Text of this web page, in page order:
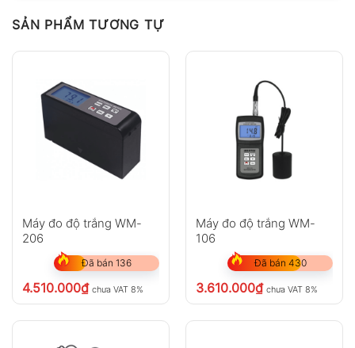
SẢN PHẨM TƯƠNG TỰ
Máy đo độ trắng WM-
206
Đã bán 136
4.510.000₫ chưa VAT 8%
Máy đo độ trắng WM-
106
Đã bán 430
3.610.000₫ chưa VAT 8%